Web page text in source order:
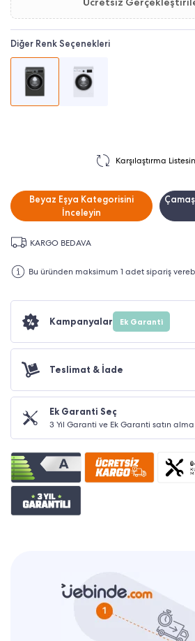
Diğer Renk Seçenekleri
Karşılaştırma
Beyaz Eşya Kategorisini
İnceleyin
KARGO BEDAVA
Bu üründen maksimum 1 adet sipariş
Kampanyalar Ek Garanti
Teslimat & İade
Ek Garanti Seç
3 Yıl Garanti ve Ek Garanti satın